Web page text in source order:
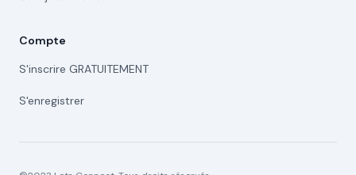
Compte
S'inscrire GRATUITEMENT
S'enregistrer